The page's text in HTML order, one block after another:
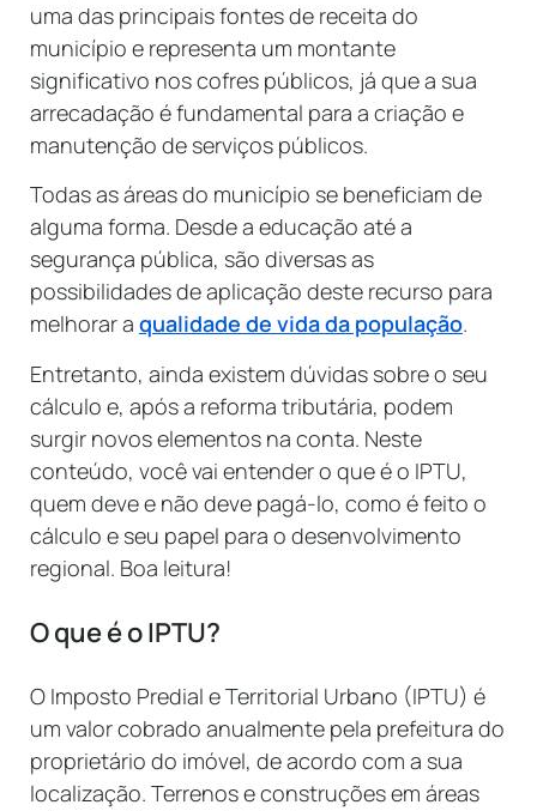
uma das principais fontes de receita do
município e representa um montante
significativo nos cofres públicos, já que a sua
arrecadação é fundamental para a criação e
manutenção de serviços públicos.
Todas as áreas do município se beneficiam de
alguma forma. Desde a educação até a
segurança pública, são diversas as
possibilidades de aplicação deste recurso para
melhorar a qualidade de vida da população.
Entretanto, ainda existem dúvidas sobre o seu
cálculo e, após a reforma tributária, podem
surgir novos elementos na conta. Neste
conteúdo, você vai entender o que é o IPTU,
quem deve e não deve pagá-lo, como é feito o
cálculo e seu papel para o desenvolvimento
regional. Boa leitura!
O que é o IPTU?
O Imposto Predial e Territorial Urbano (IPTU) é
um valor cobrado anualmente pela prefeitura do
proprietário do imóvel, de acordo com a sua
localização. Terrenos e construções em áreas